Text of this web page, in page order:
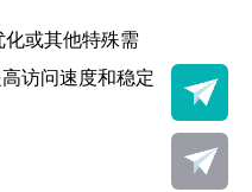
或其他特殊需
访问速度和稳定